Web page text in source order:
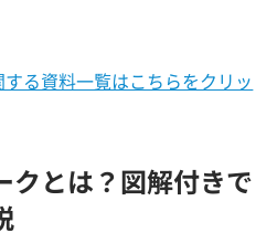
する資料一覧はこちらをクリッ
クとは？図解付きで